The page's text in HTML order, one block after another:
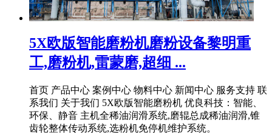
5X欧版智能磨粉机磨粉设备黎明重
工,磨粉机,雷蒙磨,超细 ...
首页 产品中心 案例中心 物料中心 新闻中心 服务支持 联
系我们 关于我们 5X欧版智能磨粉机 优良科技：智能、
环保、静音 主机全稀油润滑系统,磨辊总成稀油润滑,锥
齿轮整体传动系统,选粉机免停机维护系统。